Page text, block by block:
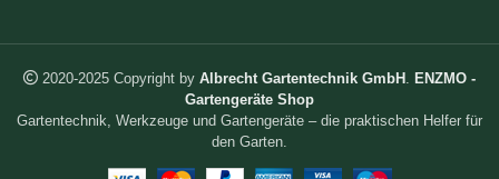
2020-2025 Copyright by Albrecht Gartentechnik GmbH
ENZMO -
Gartengeräte Shop
Gartentechnik, Werkzeuge und Gartengeräte – die praktischen Helfer für
den Garten.